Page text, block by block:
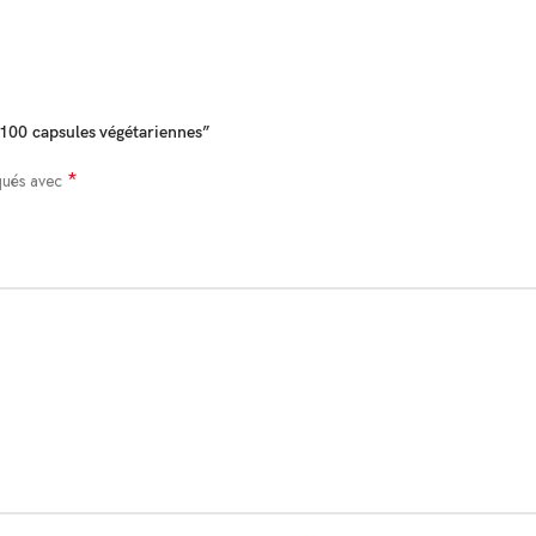
d\’utiliser ce produit.
d\’un professionnel de la santé. Peut être pris en une seule fois ou en
capsules végétariennes”
avec *